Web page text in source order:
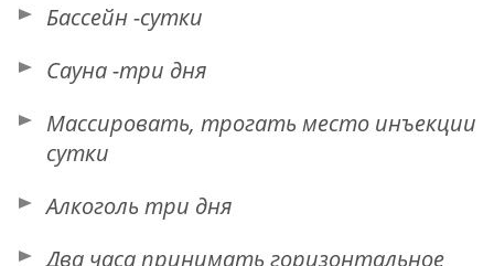
Бассейн -сутки
Сауна -три дня
Массировать, трогать место инъекции
сутки
Алкоголь три дня
Два часа принимать горизонтальное